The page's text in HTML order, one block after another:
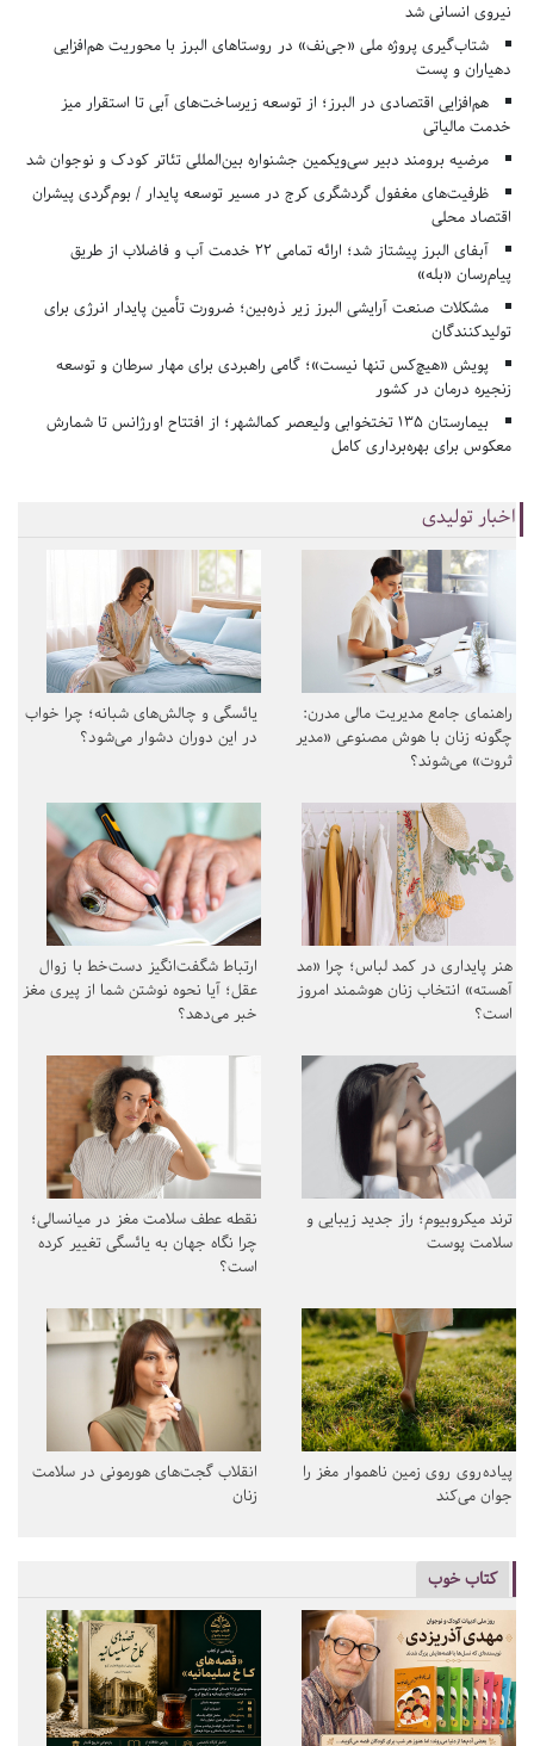
نیروی انسانی شد
شتاب‌گیری پروژه ملی «جی‌نف» در روستاهای البرز با محوریت هم‌افزایی
دهیاران و پست
هم‌افزایی اقتصادی در البرز؛ از توسعه زیرساخت‌های آبی تا استقرار میز
خدمت مالیاتی
مرضیه برومند دبیر سی‌ویکمین جشنواره بین‌المللی تئاتر کودک و نوجوان شد
ظرفیت‌های مغفول گردشگری کرج در مسیر توسعه پایدار / بوم‌گردی پیشران
اقتصاد محلی
آبفای البرز پیشتاز شد؛ ارائه تمامی ۲۲ خدمت آب و فاضلاب از طریق
پیام‌رسان «بله»
مشکلات صنعت آرایشی البرز زیر ذره‌بین؛ ضرورت تأمین پایدار انرژی برای
تولیدکنندگان
پویش «هیچ‌کس تنها نیست»؛ گامی راهبردی برای مهار سرطان و توسعه
زنجیره درمان در کشور
بیمارستان ۱۳۵ تختخوابی ولیعصر کمالشهر؛ از افتتاح اورژانس تا شمارش
معکوس برای بهره‌برداری کامل
اخبار تولیدی
راهنمای جامع مدیریت مالی مدرن:
چگونه زنان با هوش مصنوعی «مدیر
ثروت» می‌شوند؟
یائسگی و چالش‌های شبانه؛ چرا خواب
در این دوران دشوار می‌شود؟
هنر پایداری در کمد لباس؛ چرا «مد
آهسته» انتخاب زنان هوشمند امروز
است؟
ارتباط شگفت‌انگیز دست‌خط با زوال
عقل؛ آیا نحوه نوشتن شما از پیری مغز
خبر می‌دهد؟
ترند میکروبیوم؛ راز جدید زیبایی و
سلامت پوست
نقطه عطف سلامت مغز در میانسالی؛
چرا نگاه جهان به یائسگی تغییر کرده
است؟
پیاده‌روی روی زمین ناهموار مغز را
جوان می‌کند
انقلاب گجت‌های هورمونی در سلامت
زنان
کتاب خوب